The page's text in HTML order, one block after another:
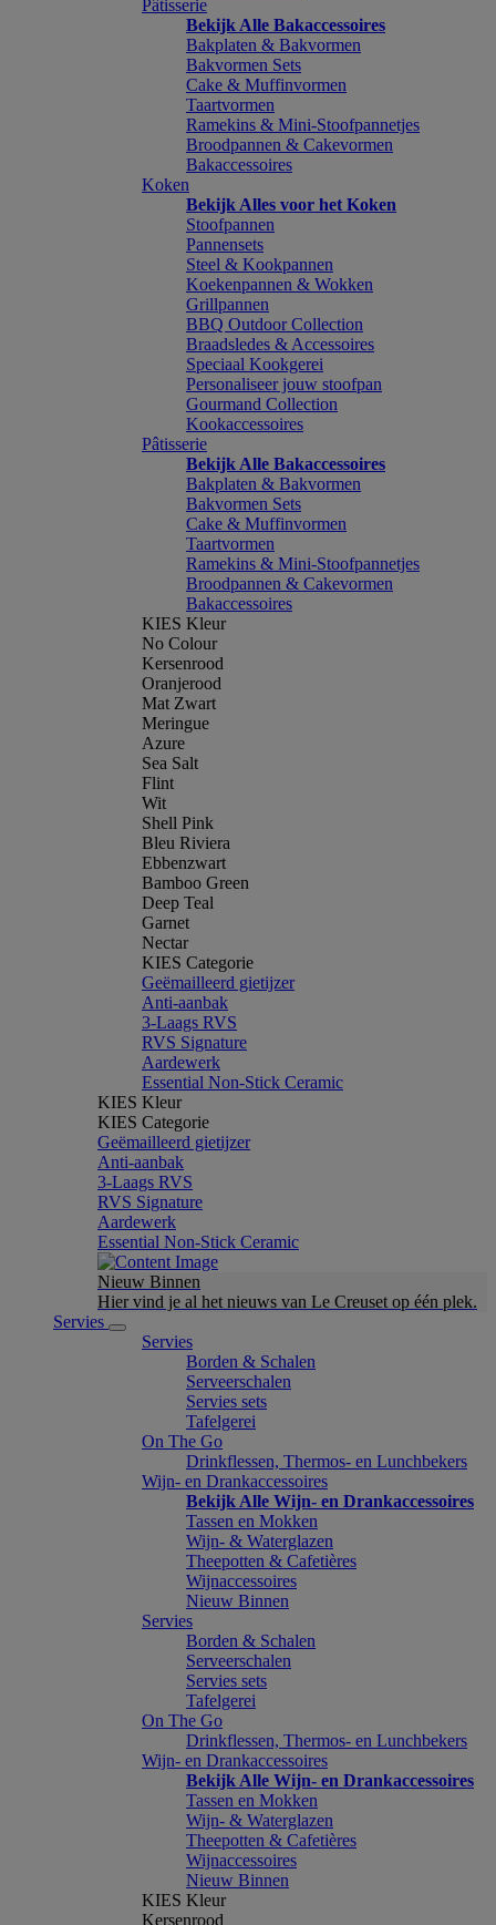
Pâtisserie
Bekijk Alle Bakaccessoires
Bakplaten & Bakvormen
Bakvormen Sets
Cake & Muffinvormen
Taartvormen
Ramekins & Mini-Stoofpannetjes
Broodpannen & Cakevormen
Bakaccessoires
Koken
Bekijk Alles voor het Koken
Stoofpannen
Pannensets
Steel & Kookpannen
Koekenpannen & Wokken
Grillpannen
BBQ Outdoor Collection
Braadsledes & Accessoires
Speciaal Kookgerei
Personaliseer jouw stoofpan
Gourmand Collection
Kookaccessoires
Pâtisserie
Bekijk Alle Bakaccessoires
Bakplaten & Bakvormen
Bakvormen Sets
Cake & Muffinvormen
Taartvormen
Ramekins & Mini-Stoofpannetjes
Broodpannen & Cakevormen
Bakaccessoires
KIES Kleur
No Colour
Kersenrood
Oranjerood
Mat Zwart
Meringue
Azure
Sea Salt
Flint
Wit
Shell Pink
Bleu Riviera
Ebbenzwart
Bamboo Green
Deep Teal
Garnet
Nectar
KIES Categorie
Geëmailleerd gietijzer
Anti-aanbak
3-Laags RVS
RVS Signature
Aardewerk
Essential Non-Stick Ceramic
KIES Kleur
KIES Categorie
Geëmailleerd gietijzer
Anti-aanbak
3-Laags RVS
RVS Signature
Aardewerk
Essential Non-Stick Ceramic
Nieuw Binnen
Hier vind je al het nieuws van Le Creuset op één plek.
Servies
Servies
Borden & Schalen
Serveerschalen
Servies sets
Tafelgerei
On The Go
Drinkflessen, Thermos- en Lunchbekers
Wijn- en Drankaccessoires
Bekijk Alle Wijn- en Drankaccessoires
Tassen en Mokken
Wijn- & Waterglazen
Theepotten & Cafetières
Wijnaccessoires
Nieuw Binnen
Servies
Borden & Schalen
Serveerschalen
Servies sets
Tafelgerei
On The Go
Drinkflessen, Thermos- en Lunchbekers
Wijn- en Drankaccessoires
Bekijk Alle Wijn- en Drankaccessoires
Tassen en Mokken
Wijn- & Waterglazen
Theepotten & Cafetières
Wijnaccessoires
Nieuw Binnen
KIES Kleur
Kersenrood